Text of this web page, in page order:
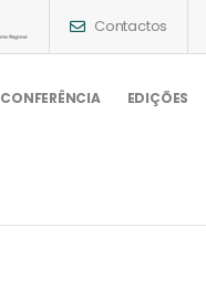
Contactos
CONFERÊNCIA
EDIÇÕES